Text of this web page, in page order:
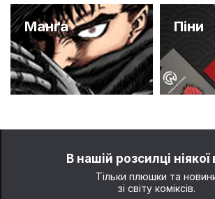
Манґа Піни
В нашій розсилці
Тільки плюшки та
зі світу коміксів.